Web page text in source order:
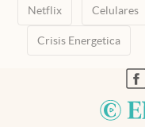
Netflix Celulares
Crisis Energetica